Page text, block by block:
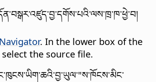
Navigator. In the lower box of the
the source file.